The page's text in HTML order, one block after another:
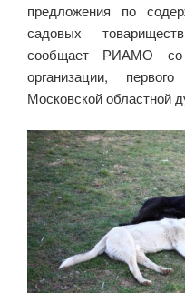
предложения по
садовых
сообщает РИАМО со
организации,
Московской областной